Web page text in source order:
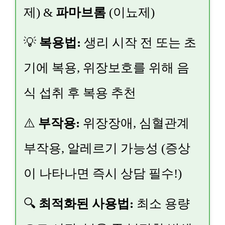
제) & 파마브롬 (이뇨제)
💡 복용법: 생리 시작 전 또는 초
기에 복용, 위장보호를 위해 음
식 섭취 후 복용 추천
⚠️ 부작용: 위장장애, 심혈관계
부작용, 알레르기 가능성 (증상
이 나타나면 즉시 상담 필수!)
🔍 최적화된 사용법: 최소 용량